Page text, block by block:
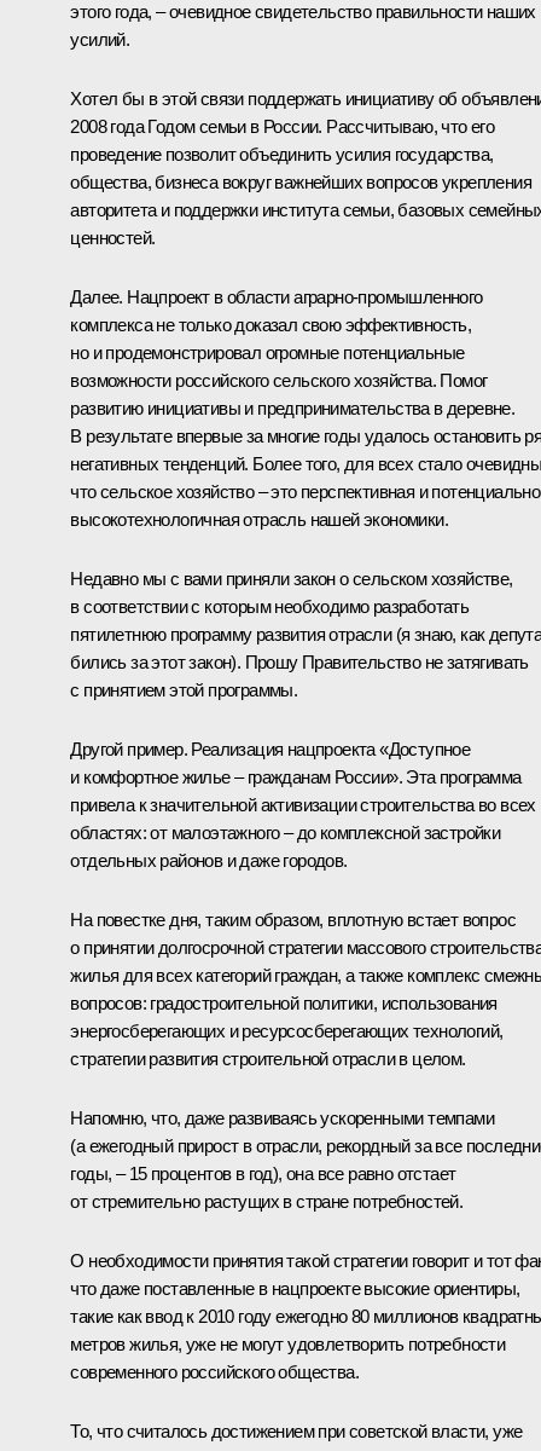
этого года, – очевидное свидетельство правильности наших
усилий.
Хотел бы в этой связи поддержать инициативу об
2008 года Годом семьи в России. Рассчитываю, что его
проведение позволит объединить усилия государства,
общества, бизнеса вокруг важнейших вопросов укрепления
авторитета и поддержки института семьи, базовых
ценностей.
Далее. Нацпроект в области аграрно-промышленного
комплекса не только доказал свою эффективность,
но и продемонстрировал огромные потенциальные
возможности российского сельского хозяйства. Помог
развитию инициативы и предпринимательства в деревне.
В результате впервые за многие годы удалось остановить
негативных тенденций. Более того, для всех стало
что сельское хозяйство – это перспективная и потенциально
высокотехнологичная отрасль нашей экономики.
Недавно мы с вами приняли закон о сельском хозяйстве,
в соответствии с которым необходимо разработать
пятилетнюю программу развития отрасли (я знаю, как
бились за этот закон). Прошу Правительство не затягивать
с принятием этой программы.
Другой пример. Реализация нацпроекта «Доступное
и комфортное жилье – гражданам России». Эта программа
привела к значительной активизации строительства во всех
областях: от малоэтажного – до комплексной застройки
отдельных районов и даже городов.
На повестке дня, таким образом, вплотную встает вопрос
о принятии долгосрочной стратегии массового
жилья для всех категорий граждан, а также комплекс
вопросов: градостроительной политики, использования
энергосберегающих и ресурсосберегающих технологий,
стратегии развития строительной отрасли в целом.
Напомню, что, даже развиваясь ускоренными темпами
(а ежегодный прирост в отрасли, рекордный за все
годы, – 15 процентов в год), она все равно отстает
от стремительно растущих в стране потребностей.
О необходимости принятия такой стратегии говорит и тот
что даже поставленные в нацпроекте высокие ориентиры,
такие как ввод к 2010 году ежегодно 80 миллионов
метров жилья, уже не могут удовлетворить потребности
современного российского общества.
То, что считалось достижением при советской власти, уже